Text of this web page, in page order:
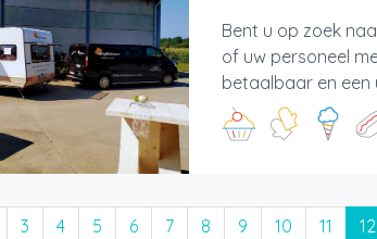
Bent u op zoek
of uw personeel
betaalbaar en
3 4 5 6 7 8 9 10 11 12